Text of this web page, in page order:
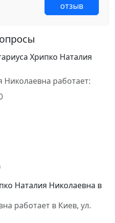
отзыв
Хрипко Наталия
Николаевна работает:
Наталия Николаевна в
работает в Киев, ул.